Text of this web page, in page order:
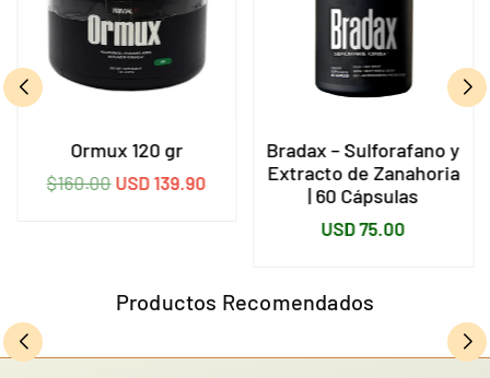
Ormux 120 gr
Precio
$160.00 USD 139.90
Bradax – Sulforafano y
Extracto de Zanahoria
| 60 Cápsulas
Precio
USD 75.00
Productos Recomendados